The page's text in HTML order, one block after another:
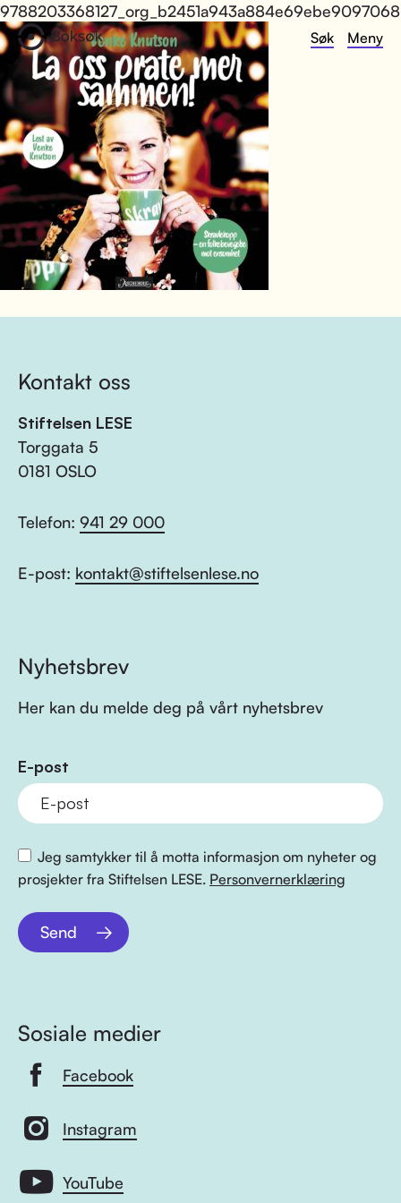
Søk Meny
Kontakt oss
Stiftelsen LESE
Torggata 5
0181 OSLO
Telefon: 941 29 000
E-post: kontakt@stiftelsenlese.no
Nyhetsbrev
Her kan du melde deg på vårt nyhetsbrev
E-post
Jeg samtykker til å motta informasjon om nyheter og
prosjekter fra Stiftelsen LESE. Personvernerklæring
Send
Sosiale medier
Facebook
Instagram
YouTube